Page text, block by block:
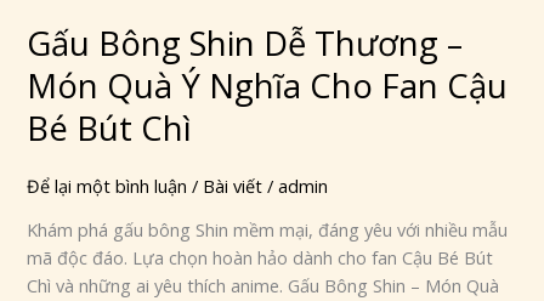
Gấu Bông Shin Dễ Thương –
Món Quà Ý Nghĩa Cho Fan Cậu
Bé Bút Chì
Để lại một bình luận / Bài viết /admin
Khám phá gấu bông Shin mềm mại, đáng yêu với nhiều mẫu
mã độc đáo. Lựa chọn hoàn hảo dành cho fan Cậu Bé Bút
Chì và những ai yêu thích anime. Gấu Bông Shin – Món Quà
Gấu
Bông
Shin
Dễ
Thương
–
Món
Quà
Ý
Nghĩa